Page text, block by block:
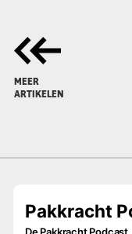
MEER
ARTIKELEN